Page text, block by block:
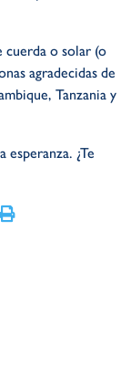
cuerda o solar (o
agradecidas de
Tanzania y
esperanza. ¿Te